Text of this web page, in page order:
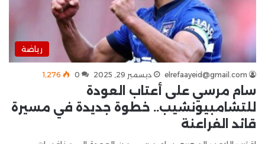
رياضة
elrefaayeid@gmail.com ديسمبر 29, 2025 0 1٬276
سام مرسي على أعتاب العودة
للتشامبيونشيب.. خطوة جديدة في مسيرة
قائد الفراعنة